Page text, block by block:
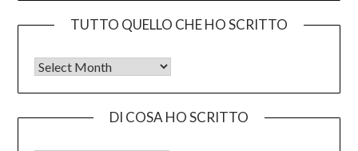
TUTTO QUELLO CHE HO SCRITTO
Tutto quello che ho scritto
DI COSA HO SCRITTO